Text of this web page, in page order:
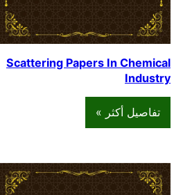
Scattering Papers In Chemical
Industry
تفاصيل أكثر »